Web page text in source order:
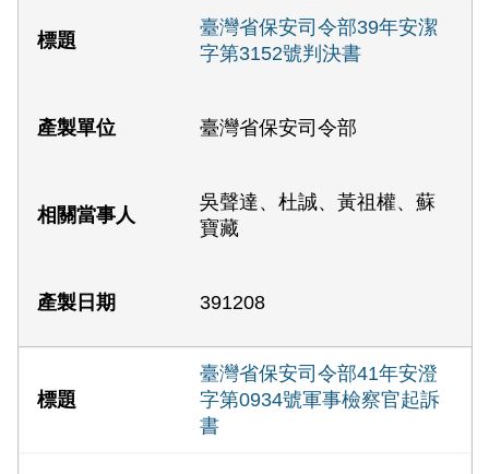
臺灣省保安司令部39年安潔
字第3152號判決書
臺灣省保安司令部
吳聲達、杜誠、黃祖權、蘇
寶藏
391208
臺灣省保安司令部41年安澄
字第0934號軍事檢察官起訴
書